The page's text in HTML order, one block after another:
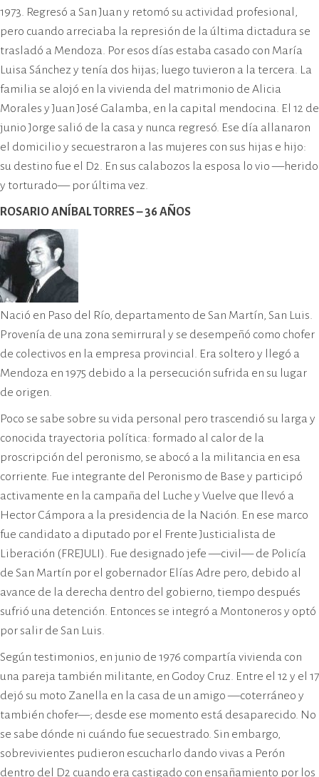
1973. Regresó a San Juan y retomó su actividad profesional,
pero cuando arreciaba la represión de la última dictadura se
trasladó a Mendoza. Por esos días estaba casado con María
Luisa Sánchez y tenía dos hijas; luego tuvieron a la tercera. La
familia se alojó en la vivienda del matrimonio de Alicia
Morales y Juan José Galamba, en la capital mendocina. El 12 de
junio Jorge salió de la casa y nunca regresó. Ese día allanaron
el domicilio y secuestraron a las mujeres con sus hijas e hijo:
su destino fue el D2. En sus calabozos la esposa lo vio —herido
y torturado— por última vez.
ROSARIO ANÍBAL TORRES – 36 AÑOS
Nació en Paso del Río, departamento de San Martín, San Luis.
Provenía de una zona semirrural y se desempeñó como chofer
de colectivos en la empresa provincial. Era soltero y llegó a
Mendoza en 1975 debido a la persecución sufrida en su lugar
de origen.
Poco se sabe sobre su vida personal pero trascendió su larga y
conocida trayectoria política: formado al calor de la
proscripción del peronismo, se abocó a la militancia en esa
corriente. Fue integrante del Peronismo de Base y participó
activamente en la campaña del Luche y Vuelve que llevó a
Hector Cámpora a la presidencia de la Nación. En ese marco
fue candidato a diputado por el Frente Justicialista de
Liberación (FREJULI). Fue designado jefe —civil— de Policía
de San Martín por el gobernador Elías Adre pero, debido al
avance de la derecha dentro del gobierno, tiempo después
sufrió una detención. Entonces se integró a Montoneros y optó
por salir de San Luis.
Según testimonios, en junio de 1976 compartía vivienda con
una pareja también militante, en Godoy Cruz. Entre el 12 y el 17
dejó su moto Zanella en la casa de un amigo —coterráneo y
también chofer—; desde ese momento está desaparecido. No
se sabe dónde ni cuándo fue secuestrado. Sin embargo,
sobrevivientes pudieron escucharlo dando vivas a Perón
dentro del D2 cuando era castigado con ensañamiento por los